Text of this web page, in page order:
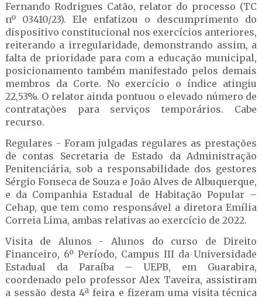
Fernando Rodrigues Catão, relator do processo (TC
nº 03410/23). Ele enfatizou o descumprimento do
dispositivo constitucional nos exercícios anteriores,
reiterando a irregularidade, demonstrando assim, a
falta de prioridade para com a educação municipal,
posicionamento também manifestado pelos demais
membros da Corte. No exercício o índice atingiu
22,53%. O relator ainda pontuou o elevado número de
contratações para serviços temporários. Cabe
recurso.
Regulares - Foram julgadas regulares as prestações
de contas Secretaria de Estado da Administração
Penitenciária, sob a responsabilidade dos gestores
Sérgio Fonseca de Souza e João Alves de Albuquerque,
e da Companhia Estadual de Habitação Popular –
Cehap, que tem como responsável a diretora Emília
Correia Lima, ambas relativas ao exercício de 2022.
Visita de Alunos - Alunos do curso de Direito
Financeiro, 6º Período, Campus III da Universidade
Estadual da Paraíba – UEPB, em Guarabira,
coordenado pelo professor Alex Taveira, assistiram
a sessão desta 4ª feira e fizeram uma visita técnica